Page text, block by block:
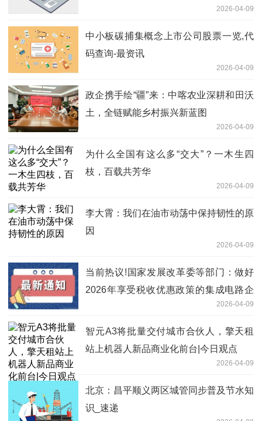
2026-04-09
中小板碳捕集概念上市公司股票一览,代
码查询-最资讯
2026-04-09
政企携手绘“疆”来：中喀农业深耕和田沃
土，全链赋能乡村振兴新蓝图
2026-04-09
为什么全国有这么多“交大”？一木生四
枝，百载共芳华
2026-04-09
李大霄：我们在油市动荡中保持韧性的原
因
2026-04-09
当前热议!国家发展改革委等部门：做好
2026年享受税收优惠政策的集成电路企
业或项目、软件企业清单制定工作2026-04-09
智元A3将批量交付城市合伙人，擎天租
站上机器人新品商业化前台|今日观点
2026-04-09
北京：昌平顺义两区城管同步普及节水知
识_速递